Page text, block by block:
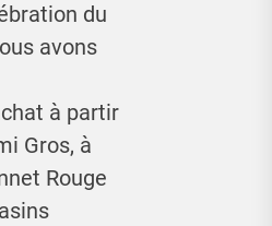
du
avons
à partir
Gros, à
Rouge